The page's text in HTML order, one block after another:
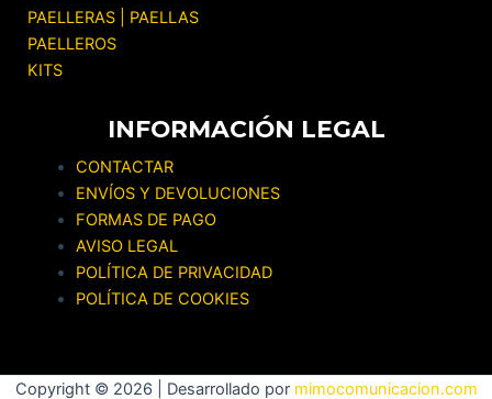
PAELLERAS | PAELLAS
PAELLEROS
KITS
INFORMACIÓN LEGAL
CONTACTAR
ENVÍOS Y DEVOLUCIONES
FORMAS DE PAGO
AVISO LEGAL
POLÍTICA DE PRIVACIDAD
POLÍTICA DE COOKIES
Copyright © 2026 | Desarrollado por mimocomunicacion.com